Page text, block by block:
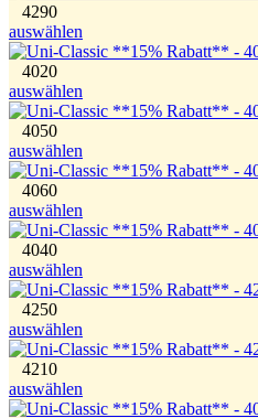
4290
auswählen
4020
auswählen
4050
auswählen
4060
auswählen
4040
auswählen
4250
auswählen
4210
auswählen